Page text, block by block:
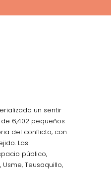
un sentir
6,402 pequeños
del conflicto, con
Las
público,
Teusaquillo,